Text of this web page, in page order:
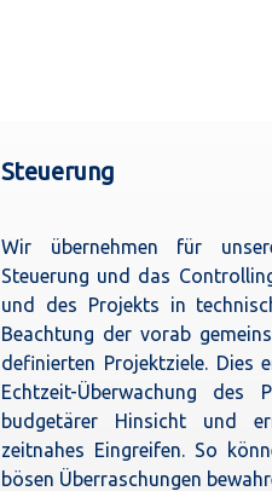
Steuerung
Wir übernehmen für
Steuerung und das
und des Projekts in
Beachtung der vorab
definierten Projektziele. Dies
Echtzeit-Überwachung
budgetärer Hinsicht und
zeitnahes Eingreifen. So
bösen Überraschungen